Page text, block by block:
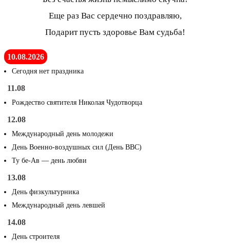
Еще раз Вас сердечно поздравляю,
Подарит пусть здоровье Вам судьба!
10.08.2026
Сегодня нет праздника
11.08
Рождество святителя Николая Чудотворца
12.08
Международный день молодежи
День Военно-воздушных сил (День ВВС)
Ту бе-Ав — день любви
13.08
День физкультурника
Международный день левшей
14.08
День строителя